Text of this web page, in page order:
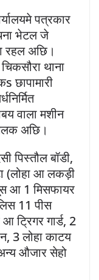
पत्रकार
भेटल जे
रहल अछि।
थाना
छापामारी
वाला मशीन
अछि।
पिस्तौल बॉडी,
(लोहा आ लकड़ी
आ 1 मिसफायर
11 पीस
ट्रिगर गार्ड, 2
3 लोहा काटय
औजार सेहो